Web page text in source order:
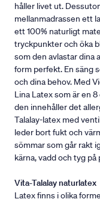
håller livet ut.
mellanmadrassen ett
ett 100% naturligt
tryckpunkter och öka
som den avlastar dina
form perfekt. En säng
och dina behov. Med
Lina Latex som är en
den innehåller det
Talalay-latex med
leder bort fukt och
sömmar som går rakt
kärna, vadd och tyg på
Vita-Talalay naturlatex
Latex finns i olika